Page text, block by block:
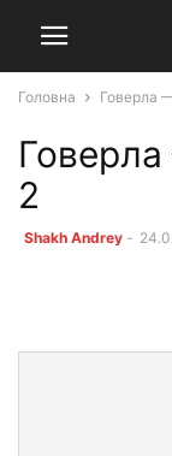
Головна Говерла
2
Shakh Andrey -